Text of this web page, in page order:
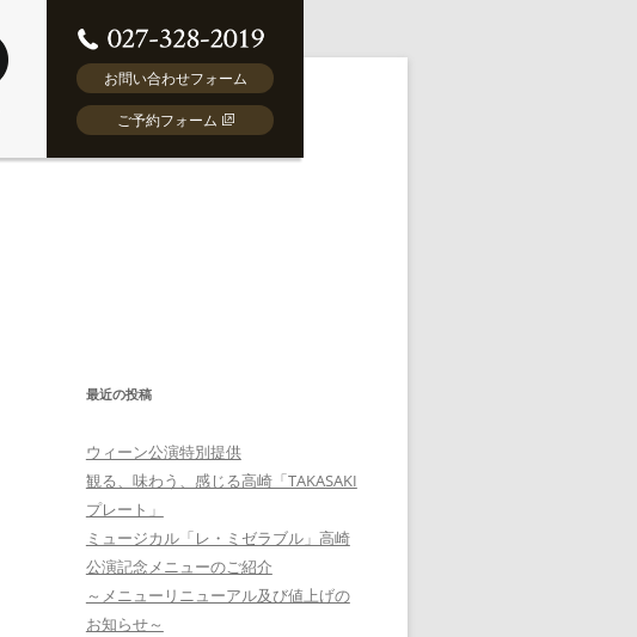
お問い合わせフォーム
ご予約フォーム
最近の投稿
ウィーン公演特別提供
観る、味わう、感じる高崎「TAKASAKI
プレート」
ミュージカル「レ・ミゼラブル」高崎
公演記念メニューのご紹介
～メニューリニューアル及び値上げの
お知らせ～